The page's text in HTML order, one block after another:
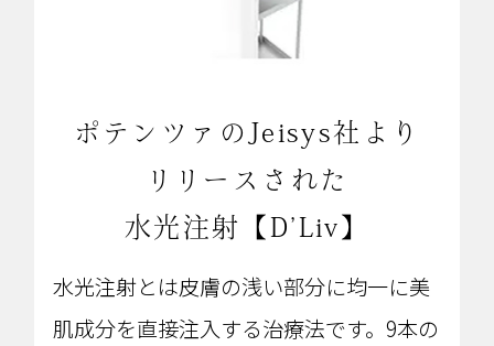
ポテンツァのJeisys社より
リリースされた
水光注射【D’Liv】
水光注射とは皮膚の浅い部分に均一に美
肌成分を直接注入する治療法です。9本の